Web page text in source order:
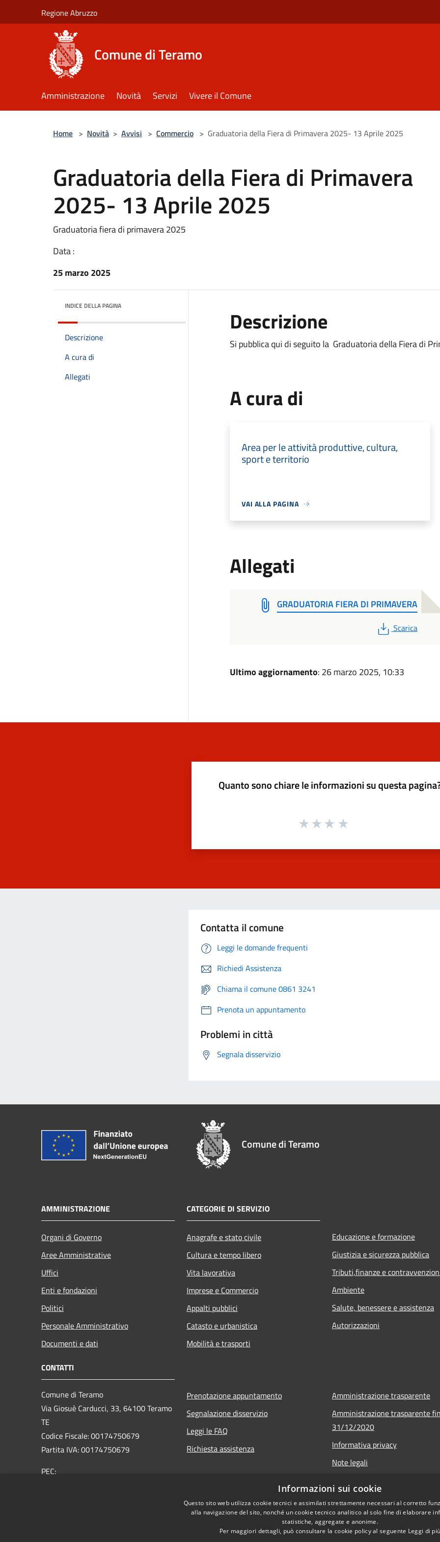
Regione Abruzzo
Comune di Teramo
Amministrazione Novità Servizi Vivere il Comune
Home > Novità > Avvisi > Commercio > Graduatoria della Fiera di Primavera 2025- 13 Aprile 2025
Graduatoria della Fiera di Primavera
2025- 13 Aprile 2025
Graduatoria fiera di primavera 2025
Data :
25 marzo 2025
INDICE DELLA PAGINA
Descrizione
A cura di
Allegati
Descrizione
Si pubblica qui di seguito la Graduatoria della Fiera di
A cura di
Area per le attività produttive, cultura,
sport e territorio
VAI ALLA PAGINA
Allegati
GRADUATORIA FIERA DI PRIMAVERA
PDF
Scarica
Ultimo aggiornamento: 26 marzo 2025, 10:33
Quanto sono chiare le informazioni su questa
Contatta il comune
Leggi le domande frequenti
Richiedi Assistenza
Chiama il comune 0861 3241
Prenota un appuntamento
Problemi in città
Segnala disservizio
Comune di Teramo
AMMINISTRAZIONE
Organi di Governo
Aree Amministrative
Uffici
Enti e fondazioni
Politici
Personale Amministrativo
Documenti e dati
CATEGORIE DI SERVIZIO
Anagrafe e stato civile
Cultura e tempo libero
Vita lavorativa
Imprese e Commercio
Appalti pubblici
Catasto e urbanistica
Mobilità e trasporti
Educazione e formazione
Giustizia e sicurezza pubblica
Tributi,finanze e
Ambiente
Salute, benessere e assistenza
Autorizzazioni
CONTATTI
Comune di Teramo
Via Giosuè Carducci, 33, 64100 Teramo
TE
Codice Fiscale: 00174750679
Partita IVA: 00174750679
PEC:
Prenotazione appuntamento
Segnalazione disservizio
Leggi le FAQ
Richiesta assistenza
Amministrazione trasparente
Amministrazione trasparente
31/12/2020
Informativa privacy
Note legali
Informazioni sui cookie
Questo sito web utilizza cookie tecnici e assimilati strettamente necessari al corretto
alla navigazione del sito, nonché un cookie tecnico analitico al solo fine di elaborare
statistiche, aggregate e anonime.
Per maggiori dettagli, può consultare la cookie policy al seguente Leggi di